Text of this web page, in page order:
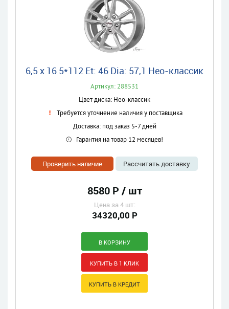
6,5 x 16 5*112 Et: 46 Dia: 57,1 Нео-классик
Артикул: 288531
Цвет диска: Нео-классик
Требуется уточнение наличия у поставщика
Доставка: под заказ 5-7 дней
Гарантия на товар 12 месяцев!
Проверить наличие Рассчитать доставку
8580 Р / шт
Цена за 4 шт:
34320,00 Р